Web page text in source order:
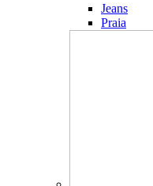
Jeans
Praia